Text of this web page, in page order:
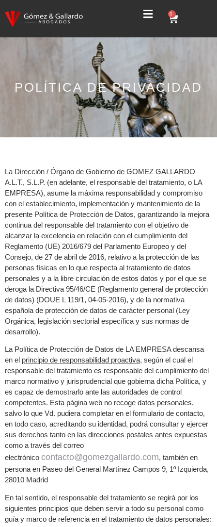
0
POLÍTICA DE PRIVACIDAD
La Dirección / Órgano de Gobierno de GOMEZ GALLARDO
A.L.T., S.L.P. (en adelante, el responsable del tratamiento, o LA
EMPRESA), asume la máxima responsabilidad y compromiso
con el establecimiento, implementación y mantenimiento de la
presente Política de Protección de Datos, garantizando la mejora
continua del responsable del tratamiento con el objetivo de
alcanzar la excelencia en relación con el cumplimiento del
Reglamento (UE) 2016/679 del Parlamento Europeo y del
Consejo, de 27 de abril de 2016, relativo a la protección de las
personas físicas en lo que respecta al tratamiento de datos
personales y a la libre circulación de estos datos y por el que se
deroga la Directiva 95/46/CE (Reglamento general de protección
de datos) (DOUE L 119/1, 04-05-2016), y de la normativa
española de protección de datos de carácter personal (Ley
Orgánica, legislación sectorial específica y sus normas de
desarrollo).
La Política de Protección de Datos de LA EMPRESA descansa
en el principio de responsabilidad proactiva, según el cual el
responsable del tratamiento es responsable del cumplimiento del
marco normativo y jurisprudencial que gobierna dicha Política, y
es capaz de demostrarlo ante las autoridades de control
competentes. Esta página web no recoge datos personales,
salvo lo que Vd. pudiera completar en el formulario de contacto,
en todo caso, acreditando su identidad, podrá consultar y ejercer
sus derechos tanto en las direcciones postales antes expuestas
como a través del correo
electrónico contacto@gomezgallardo.com, también en
persona en Paseo del General Martínez Campos 9, 1º Izquierda,
28010 Madrid
En tal sentido, el responsable del tratamiento se regirá por los
siguientes principios que deben servir a todo su personal como
guía y marco de referencia en el tratamiento de datos personales: